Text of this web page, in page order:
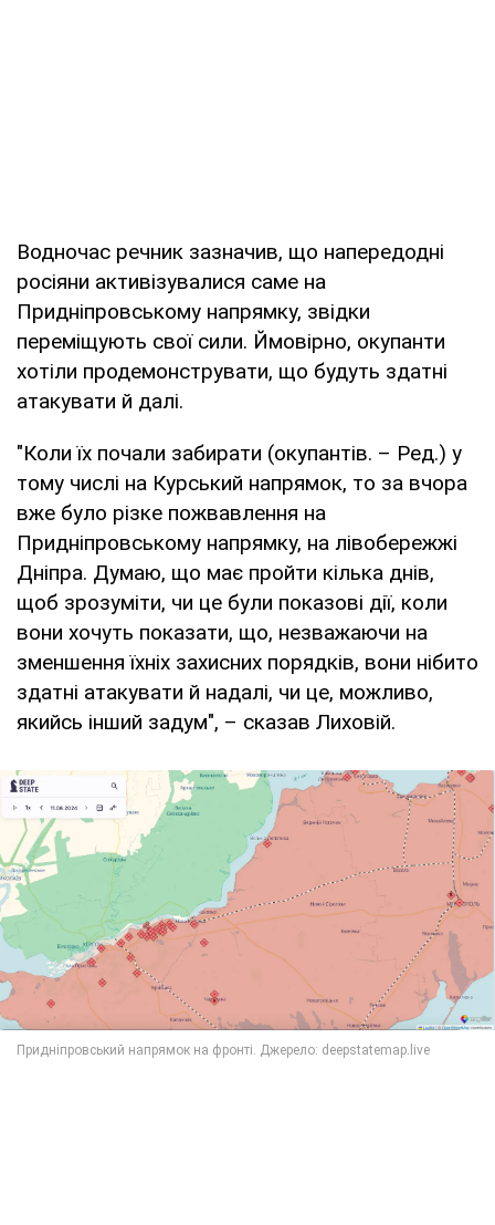
Водночас речник зазначив, що напередодні
росіяни активізувалися саме на
Придніпровському напрямку, звідки
переміщують свої сили. Ймовірно, окупанти
хотіли продемонструвати, що будуть здатні
атакувати й далі.
"Коли їх почали забирати (окупантів. – Ред.) у
тому числі на Курський напрямок, то за вчора
вже було різке пожвавлення на
Придніпровському напрямку, на лівобережжі
Дніпра. Думаю, що має пройти кілька днів,
щоб зрозуміти, чи це були показові дії, коли
вони хочуть показати, що, незважаючи на
зменшення їхніх захисних порядків, вони нібито
здатні атакувати й надалі, чи це, можливо,
якийсь інший задум", – сказав Лиховій.